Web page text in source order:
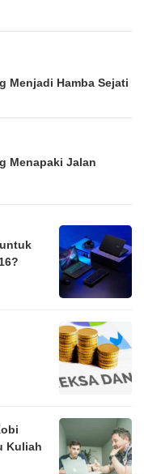
Menjadi Hamba Sejati
Menapaki Jalan
Kuliah